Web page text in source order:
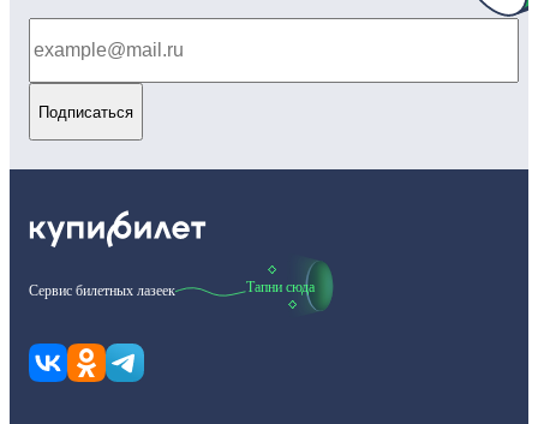
Подписаться
Сервис билетных лазеек Тапни сюда